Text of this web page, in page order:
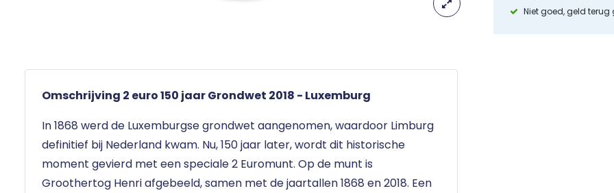
Omschrijving 2 euro 150 jaar Grondwet 2018 - Luxemburg
In 1868 werd de Luxemburgse grondwet aangenomen, waardoor Limburg
definitief bij Nederland kwam. Nu, 150 jaar later, wordt dit historische
moment gevierd met een speciale 2 Euromunt. Op de munt is
Groothertog Henri afgebeeld, samen met de jaartallen 1868 en 2018. Een
Niet goed, geld terug